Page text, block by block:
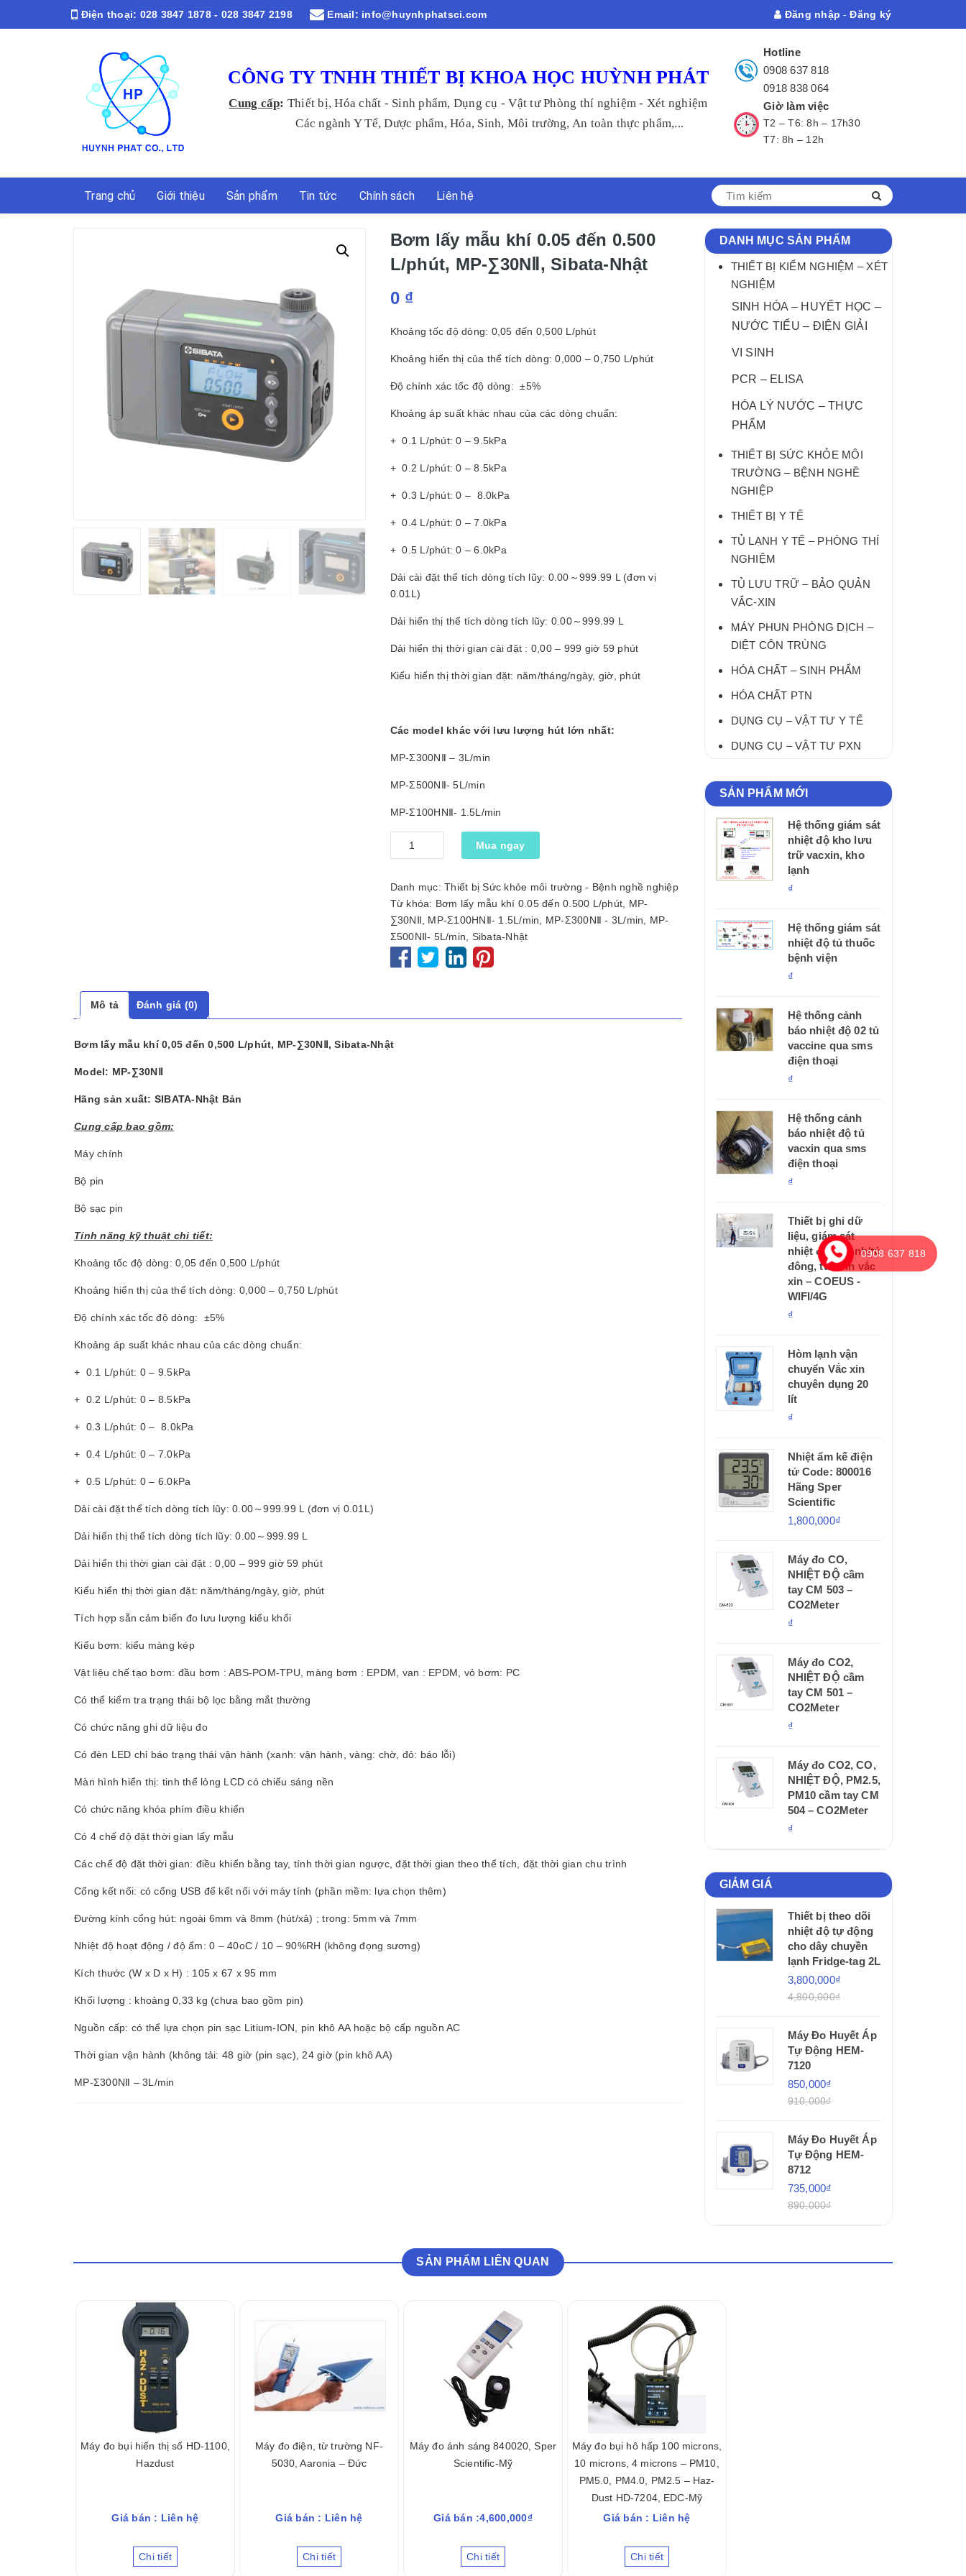
Điện thoại: 028 3847 1878 - 028 3847 2198 Email: info@huynhphatsci.com Đăng nhập - Đăng ký
CÔNG TY TNHH THIẾT BỊ KHOA HỌC HUỲNH PHÁT
Cung cấp: Thiết bị, Hóa chất - Sinh phẩm, Dụng cụ - Vật tư Phòng thí nghiệm - Xét nghiệm
Các ngành Y Tế, Dược phẩm, Hóa, Sinh, Môi trường, An toàn thực phẩm,...
Hotline
0908 637 818
0918 838 064
Giờ làm việc
T2 – T6: 8h – 17h30
T7: 8h – 12h
Trang chủ Giới thiệu Sản phẩm Tin tức Chính sách Liên hệ
Bơm lấy mẫu khí 0.05 đến 0.500
L/phút, MP-∑30NⅡ, Sibata-Nhật
0 ₫
Khoảng tốc độ dòng: 0,05 đến 0,500 L/phút
Khoảng hiển thị của thể tích dòng: 0,000 – 0,750 L/phút
Độ chính xác tốc độ dòng: ±5%
Khoảng áp suất khác nhau của các dòng chuẩn:
+ 0.1 L/phút: 0 – 9.5kPa
+ 0.2 L/phút: 0 – 8.5kPa
+ 0.3 L/phút: 0 – 8.0kPa
+ 0.4 L/phút: 0 – 7.0kPa
+ 0.5 L/phút: 0 – 6.0kPa
Dải cài đặt thể tích dòng tích lũy: 0.00～999.99 L (đơn vị
0.01L)
Dải hiển thị thể tích dòng tích lũy: 0.00～999.99 L
Dải hiển thị thời gian cài đặt : 0,00 – 999 giờ 59 phút
Kiểu hiển thị thời gian đặt: năm/tháng/ngày, giờ, phút
Các model khác với lưu lượng hút lớn nhất:
MP-Σ300NⅡ – 3L/min
MP-Σ500NⅡ- 5L/min
MP-Σ100HNⅡ- 1.5L/min
lượng
Mua ngay
Danh mục:Thiết bị Sức khỏe môi trường - Bệnh nghề nghiệp
Từ khóa: Bơm lấy mẫu khí 0.05 đến 0.500 L/phút
MP-
∑30NⅡ
MP-Σ100HNⅡ- 1.5L/min MP-Σ300NⅡ - 3L/min
MP-
Σ500NⅡ- 5L/min
Sibata-Nhật
Mô tả Đánh giá (0)
Bơm lấy mẫu khí0,05 đến 0,500 L/phút, MP-∑30NⅡ, Sibata-Nhật
Model: MP-∑30NⅡ
Hãng sản xuất: SIBATA-Nhật Bản
Cung cấp bao gồm:
Máy chính
Bộ pin
Bộ sạc pin
Tính năng kỹ thuật chi tiết:
Khoảng tốc độ dòng: 0,05 đến 0,500 L/phút
Khoảng hiển thị của thể tích dòng: 0,000 – 0,750 L/phút
Độ chính xác tốc độ dòng: ±5%
Khoảng áp suất khác nhau của các dòng chuẩn:
+ 0.1 L/phút: 0 – 9.5kPa
+ 0.2 L/phút: 0 – 8.5kPa
+ 0.3 L/phút: 0 – 8.0kPa
+ 0.4 L/phút: 0 – 7.0kPa
+ 0.5 L/phút: 0 – 6.0kPa
Dải cài đặt thể tích dòng tích lũy: 0.00～999.99 L (đơn vị 0.01L)
Dải hiển thị thể tích dòng tích lũy: 0.00～999.99 L
Dải hiển thị thời gian cài đặt : 0,00 – 999 giờ 59 phút
Kiểu hiển thị thời gian đặt: năm/tháng/ngày, giờ, phút
Tích hợp sẵn cảm biến đo lưu lượng kiểu khối
Kiểu bơm: kiểu màng kép
Vật liệu chế tạo bơm: đầu bơm : ABS-POM-TPU, màng bơm : EPDM, van : EPDM, vỏ bơm: PC
Có thể kiểm tra trạng thái bộ lọc bằng mắt thường
Có chức năng ghi dữ liệu đo
Có đèn LED chỉ báo trạng thái vận hành (xanh: vận hành, vàng: chờ, đỏ: báo lỗi)
Màn hình hiển thị: tinh thể lỏng LCD có chiếu sáng nền
Có chức năng khóa phím điều khiển
Có 4 chế độ đặt thời gian lấy mẫu
Các chế độ đặt thời gian: điều khiển bằng tay, tính thời gian ngược, đặt thời gian theo thể tích, đặt thời gian chu trình
Cổng kết nối: có cổng USB để kết nối với máy tính (phần mềm: lựa chọn thêm)
Đường kính cổng hút: ngoài 6mm và 8mm (hút/xả) ; trong: 5mm và 7mm
Nhiệt độ hoạt động / độ ẩm: 0 – 40oC / 10 – 90%RH (không đọng sương)
Kích thước (W x D x H) : 105 x 67 x 95 mm
Khối lượng : khoảng 0,33 kg (chưa bao gồm pin)
Nguồn cấp: có thể lựa chọn pin sạc Litium-ION, pin khô AA hoặc bộ cấp nguồn AC
Thời gian vận hành (không tải: 48 giờ (pin sạc), 24 giờ (pin khô AA)
MP-Σ300NⅡ – 3L/min
DANH MỤC SẢN PHẨM
THIẾT BỊ KIỂM NGHIỆM – XÉT
NGHIỆM
SINH HÓA – HUYẾT HỌC –
NƯỚC TIỂU – ĐIỆN GIẢI
VI SINH
PCR – ELISA
HÓA LÝ NƯỚC – THỰC
PHẨM
THIẾT BỊ SỨC KHỎE MÔI
TRƯỜNG – BỆNH NGHỀ
NGHIỆP
THIẾT BỊ Y TẾ
TỦ LẠNH Y TẾ – PHÒNG THÍ
NGHIỆM
TỦ LƯU TRỮ – BẢO QUẢN
VẮC-XIN
MÁY PHUN PHÒNG DỊCH –
DIỆT CÔN TRÙNG
HÓA CHẤT – SINH PHẨM
HÓA CHẤT PTN
DỤNG CỤ – VẬT TƯ Y TẾ
DỤNG CỤ – VẬT TƯ PXN
SẢN PHẨM MỚI
Hệ thống giám sát
nhiệt độ kho lưu
trữ vacxin, kho
lạnh
₫
Hệ thống giám sát
nhiệt độ tủ thuốc
bệnh viện
₫
Hệ thống cảnh
báo nhiệt độ 02 tủ
vaccine qua sms
điện thoại
₫
Hệ thống cảnh
báo nhiệt độ tủ
vacxin qua sms
điện thoại
₫
Thiết bị ghi dữ
liệu, giám sát
nhiệt độ tủ lạnh/tủ
đông, tủ lanh vắc
xin – COEUS -
WIFI/4G
₫
Hòm lạnh vận
chuyển Vắc xin
chuyên dụng 20
lít
₫
Nhiệt ẩm kế điện
tử Code: 800016
Hãng Sper
Scientific
1,800,000₫
Máy đo CO,
NHIỆT ĐỘ cầm
tay CM 503 –
CO2Meter
₫
Máy đo CO2,
NHIỆT ĐỘ cầm
tay CM 501 –
CO2Meter
₫
Máy đo CO2, CO,
NHIỆT ĐỘ, PM2.5,
PM10 cầm tay CM
504 – CO2Meter
₫
GIẢM GIÁ
Thiết bị theo dõi
nhiệt độ tự động
cho dây chuyền
lạnh Fridge-tag 2L
3,800,000₫
4,800,000₫
Máy Đo Huyết Áp
Tự Động HEM-
7120
850,000₫
910,000₫
Máy Đo Huyết Áp
Tự Động HEM-
8712
735,000₫
890,000₫
SẢN PHẨM LIÊN QUAN
Máy đo bụi hiển thị số HD-1100,
Hazdust
Giá bán : Liên hệ
Chi tiết
Máy đo điện, từ trường NF-
5030, Aaronia – Đức
Giá bán : Liên hệ
Chi tiết
Máy đo ánh sáng 840020, Sper
Scientific-Mỹ
Giá bán :4,600,000₫
Chi tiết
Máy đo bụi hô hấp 100 microns,
10 microns, 4 microns – PM10,
PM5.0, PM4.0, PM2.5 – Haz-
Dust HD-7204, EDC-Mỹ
Giá bán : Liên hệ
Chi tiết
0908 637 818